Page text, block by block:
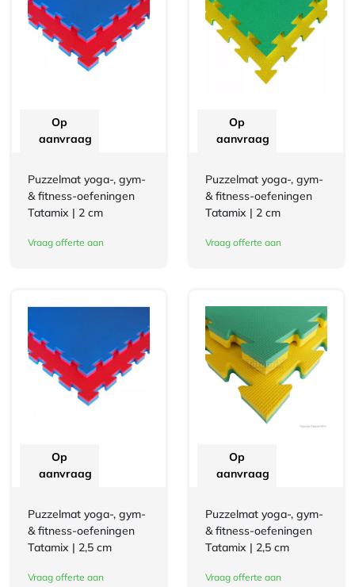
Op
aanvraag
Puzzelmat yoga-, gym-
& fitness-oefeningen
Tatamix | 2 cm
Vraag offerte aan
Op
aanvraag
Puzzelmat yoga-, gym-
& fitness-oefeningen
Tatamix | 2 cm
Vraag offerte aan
Op
aanvraag
Puzzelmat yoga-, gym-
& fitness-oefeningen
Tatamix | 2,5 cm
Vraag offerte aan
Op
aanvraag
Puzzelmat yoga-, gym-
& fitness-oefeningen
Tatamix | 2,5 cm
Vraag offerte aan